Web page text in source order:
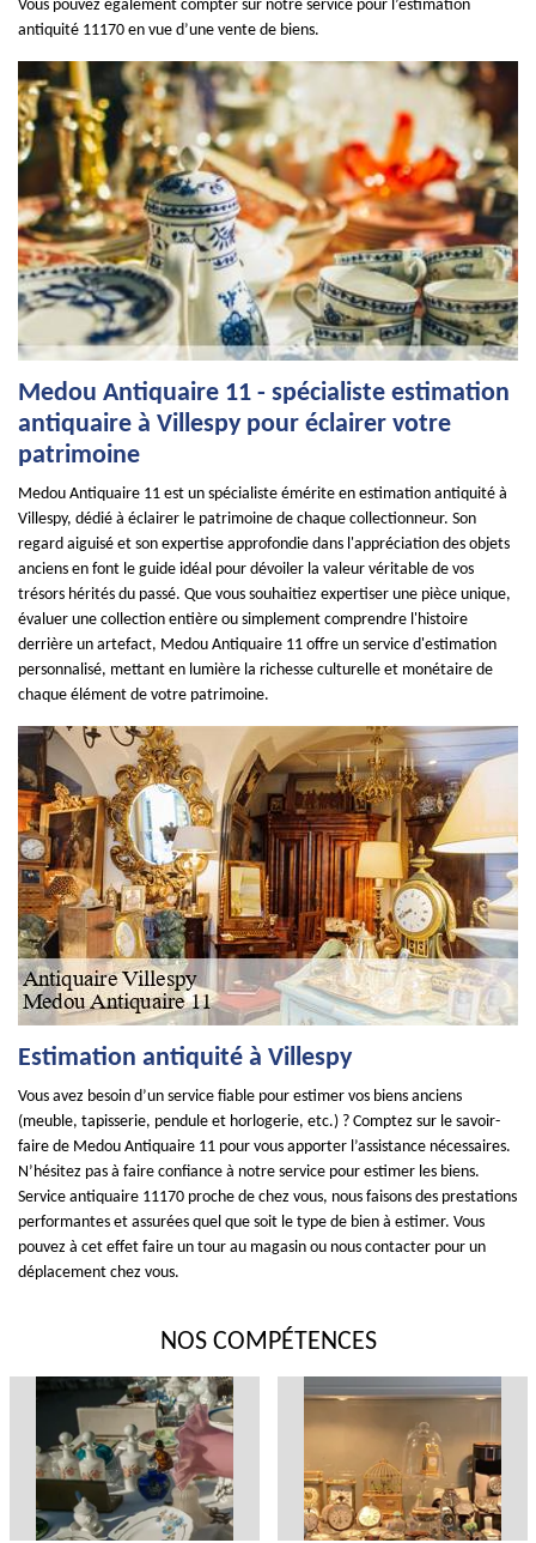
Vous pouvez également compter sur notre service pour l’estimation
antiquité 11170 en vue d’une vente de biens.
Medou Antiquaire 11 - spécialiste estimation
antiquaire à Villespy pour éclairer votre
patrimoine
Medou Antiquaire 11 est un spécialiste émérite en estimation antiquité à
Villespy, dédié à éclairer le patrimoine de chaque collectionneur. Son
regard aiguisé et son expertise approfondie dans l'appréciation des objets
anciens en font le guide idéal pour dévoiler la valeur véritable de vos
trésors hérités du passé. Que vous souhaitiez expertiser une pièce unique,
évaluer une collection entière ou simplement comprendre l'histoire
derrière un artefact, Medou Antiquaire 11 offre un service d'estimation
personnalisé, mettant en lumière la richesse culturelle et monétaire de
chaque élément de votre patrimoine.
Estimation antiquité à Villespy
Vous avez besoin d’un service fiable pour estimer vos biens anciens
(meuble, tapisserie, pendule et horlogerie, etc.) ? Comptez sur le savoir-
faire de Medou Antiquaire 11 pour vous apporter l’assistance nécessaires.
N’hésitez pas à faire confiance à notre service pour estimer les biens.
Service antiquaire 11170 proche de chez vous, nous faisons des prestations
performantes et assurées quel que soit le type de bien à estimer. Vous
pouvez à cet effet faire un tour au magasin ou nous contacter pour un
déplacement chez vous.
NOS COMPÉTENCES